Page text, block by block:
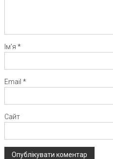
Ім'я *
Email *
Сайт